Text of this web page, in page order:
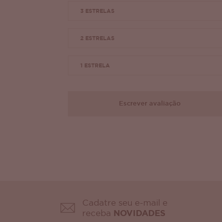
3 ESTRELAS
2 ESTRELAS
1 ESTRELA
Escrever avaliação
Cadatre seu e-mail e
receba
NOVIDADES